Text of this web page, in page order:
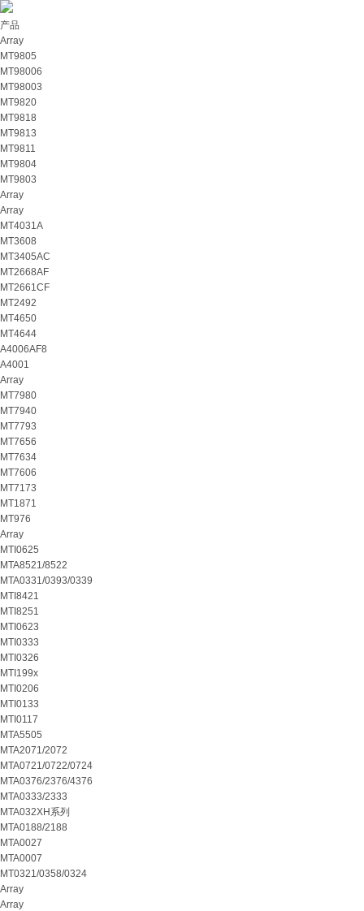
产品
Array
MT9805
MT98006
MT98003
MT9820
MT9818
MT9813
MT9811
MT9804
MT9803
Array
Array
MT4031A
MT3608
MT3405AC
MT2668AF
MT2661CF
MT2492
MT4650
MT4644
A4006AF8
A4001
Array
MT7980
MT7940
MT7793
MT7656
MT7634
MT7606
MT7173
MT1871
MT976
Array
MTI0625
MTA8521/8522
MTA0331/0393/0339
MTI8421
MTI8251
MTI0623
MTI0333
MTI0326
MTI199x
MTI0206
MTI0133
MTI0117
MTA5505
MTA2071/2072
MTA0721/0722/0724
MTA0376/2376/4376
MTA0333/2333
MTA032XH系列
MTA0188/2188
MTA0027
MTA0007
MT0321/0358/0324
Array
Array